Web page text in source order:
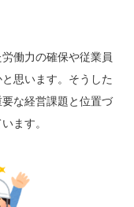
働力の確保や従業員
思います。そうした
な経営課題と位置づ
ます。